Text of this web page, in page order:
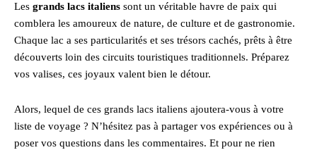
Les grands lacs italiens sont un véritable havre de paix qui
comblera les amoureux de nature, de culture et de gastronomie.
Chaque lac a ses particularités et ses trésors cachés, prêts à être
découverts loin des circuits touristiques traditionnels. Préparez
vos valises, ces joyaux valent bien le détour.
Alors, lequel de ces grands lacs italiens ajoutera-vous à votre
liste de voyage ? N’hésitez pas à partager vos expériences ou à
poser vos questions dans les commentaires. Et pour ne rien